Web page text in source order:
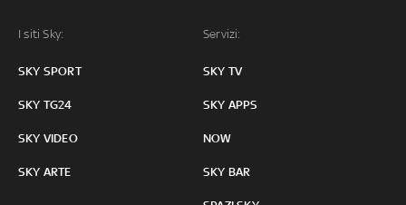
I siti Sky:
SKY SPORT
SKY TG24
SKY VIDEO
SKY ARTE
Servizi:
SKY TV
SKY APPS
NOW
SKY BAR